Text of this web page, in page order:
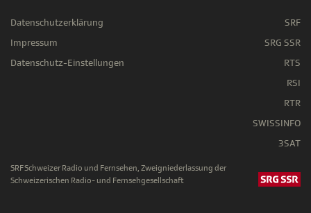
Datenschutzerklärung
Impressum
Datenschutz-Einstellungen
SRF
SRG SSR
RTS
RSI
RTR
SWISSINFO
3SAT
SRF Schweizer Radio und Fernsehen, Zweigniederlassung der
Schweizerischen Radio- und Fernsehgesellschaft